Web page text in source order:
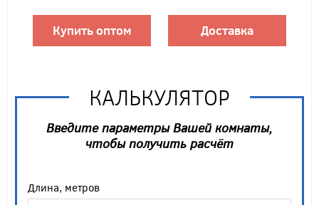
Купить оптом Доставка
КАЛЬКУЛЯТОР
Введите параметры Вашей комнаты,
чтобы получить расчёт
Длина, метров